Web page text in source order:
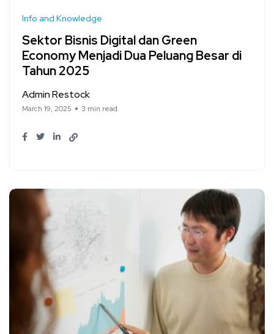
Info and Knowledge
Sektor Bisnis Digital dan Green
Economy Menjadi Dua Peluang Besar di
Tahun 2025
Admin Restock
March 19, 2025 3 min read